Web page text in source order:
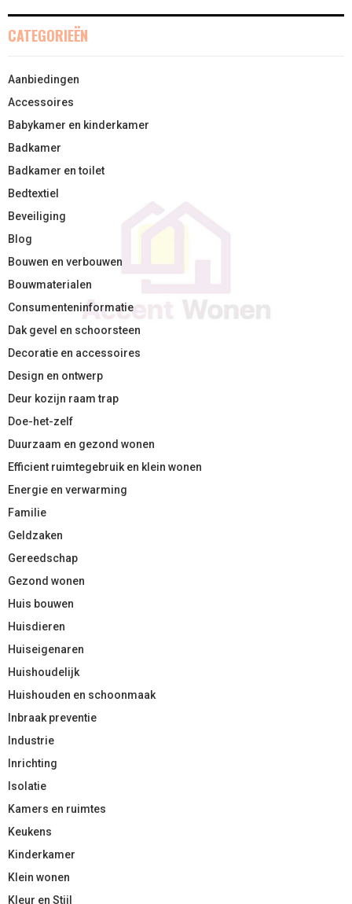
CATEGORIEËN
Aanbiedingen
Accessoires
Babykamer en kinderkamer
Badkamer
Badkamer en toilet
Bedtextiel
Beveiliging
Blog
Bouwen en verbouwen
Bouwmaterialen
Consumenteninformatie
Dak gevel en schoorsteen
Decoratie en accessoires
Design en ontwerp
Deur kozijn raam trap
Doe-het-zelf
Duurzaam en gezond wonen
Efficient ruimtegebruik en klein wonen
Energie en verwarming
Familie
Geldzaken
Gereedschap
Gezond wonen
Huis bouwen
Huisdieren
Huiseigenaren
Huishoudelijk
Huishouden en schoonmaak
Inbraak preventie
Industrie
Inrichting
Isolatie
Kamers en ruimtes
Keukens
Kinderkamer
Klein wonen
Kleur en Stijl